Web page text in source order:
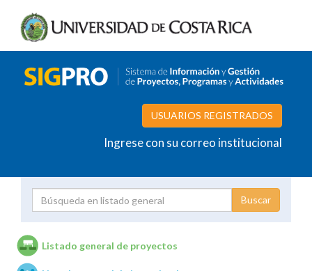
USUARIOS REGISTRADOS
Ingrese con su correo institucional
Listado general de proyectos